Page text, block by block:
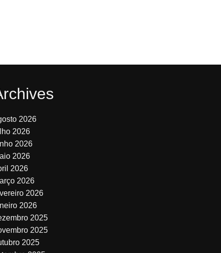
2026
2026
2026
2026
2026
2026
2026
2026
2025
2025
2025